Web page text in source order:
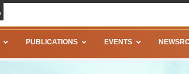
PUBLICATIONS EVENTS